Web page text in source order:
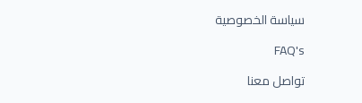
سياسة الخصوصية
FAQ's
تواصل معنا